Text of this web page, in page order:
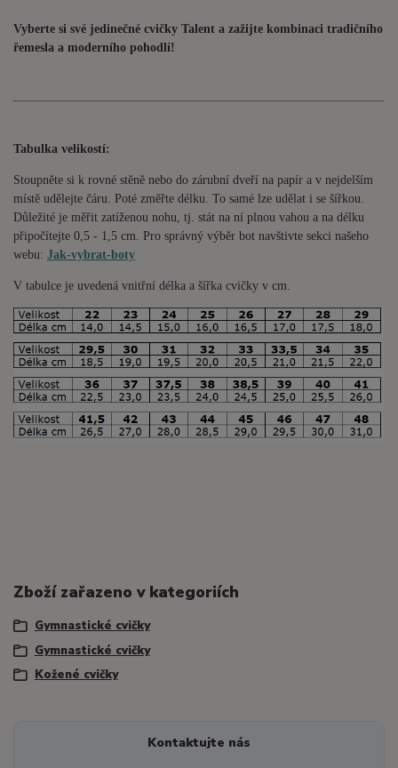
Vyberte si své jedinečné cvičky Talent a zažijte kombinaci tradičního
řemesla a moderního pohodlí!
Tabulka velikostí:
Stoupněte si k rovné stěně nebo do zárubní dveří na papír a v nejdelším
místě udělejte čáru. Poté změřte délku. To samé lze udělat i se šířkou.
Důležité je měřit zatíženou nohu, tj. stát na ní plnou vahou a na délku
připočítejte 0,5 - 1,5 cm. Pro správný výběr bot navštivte sekci našeho
webu: Jak-vybrat-boty
V tabulce je uvedená vnitřní délka a šířka cvičky v cm.
Zboží zařazeno v kategoriích
Gymnastické cvičky
Gymnastické cvičky
Kožené cvičky
Kontaktujte nás